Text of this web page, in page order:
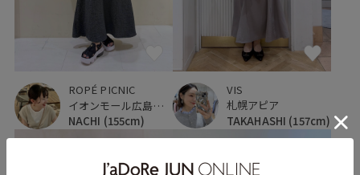
ROPÉ PICNIC
イオンモール広島府中
NACHI (155cm)
VIS
札幌アピア
TAKAHASHI (157cm)